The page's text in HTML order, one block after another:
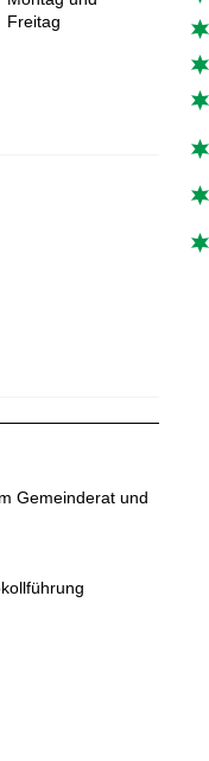
Freitag
Gemeinderat und